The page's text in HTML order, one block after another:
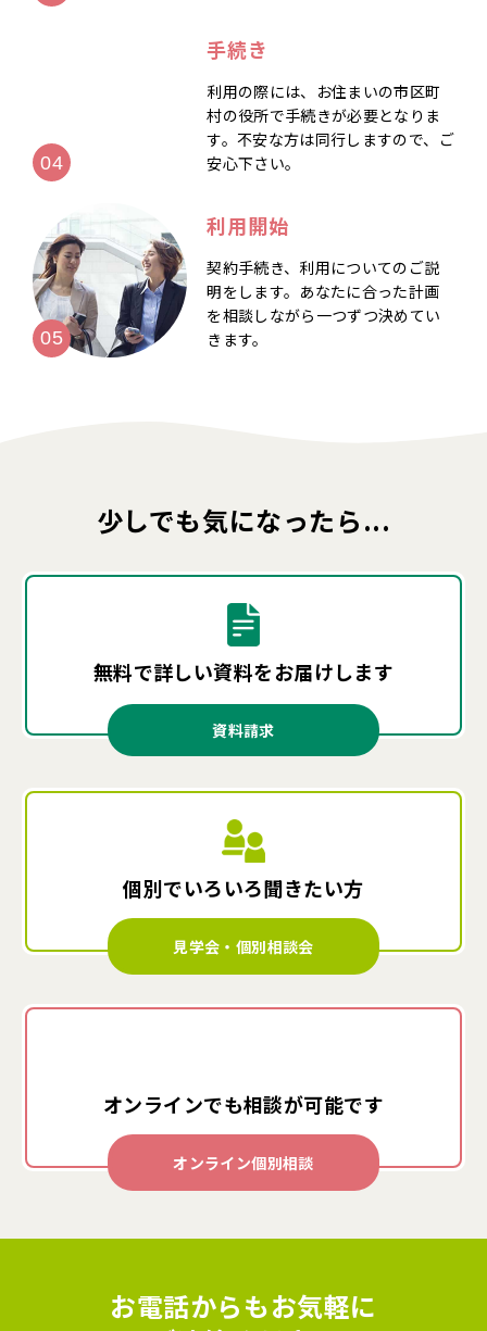
手続き
利用の際には、お住まいの市区町
村の役所で手続きが必要となりま
す。不安な方は同行しますので、ご
安心下さい。
利用開始
契約手続き、利用についてのご説
明をします。あなたに合った計画
を相談しながら一つずつ決めてい
きます。
少しでも気になったら...
無料で詳しい資料をお届けします
資料請求
個別でいろいろ聞きたい方
見学会・個別相談会
オンラインでも相談が可能です
オンライン個別相談
お電話からもお気軽に